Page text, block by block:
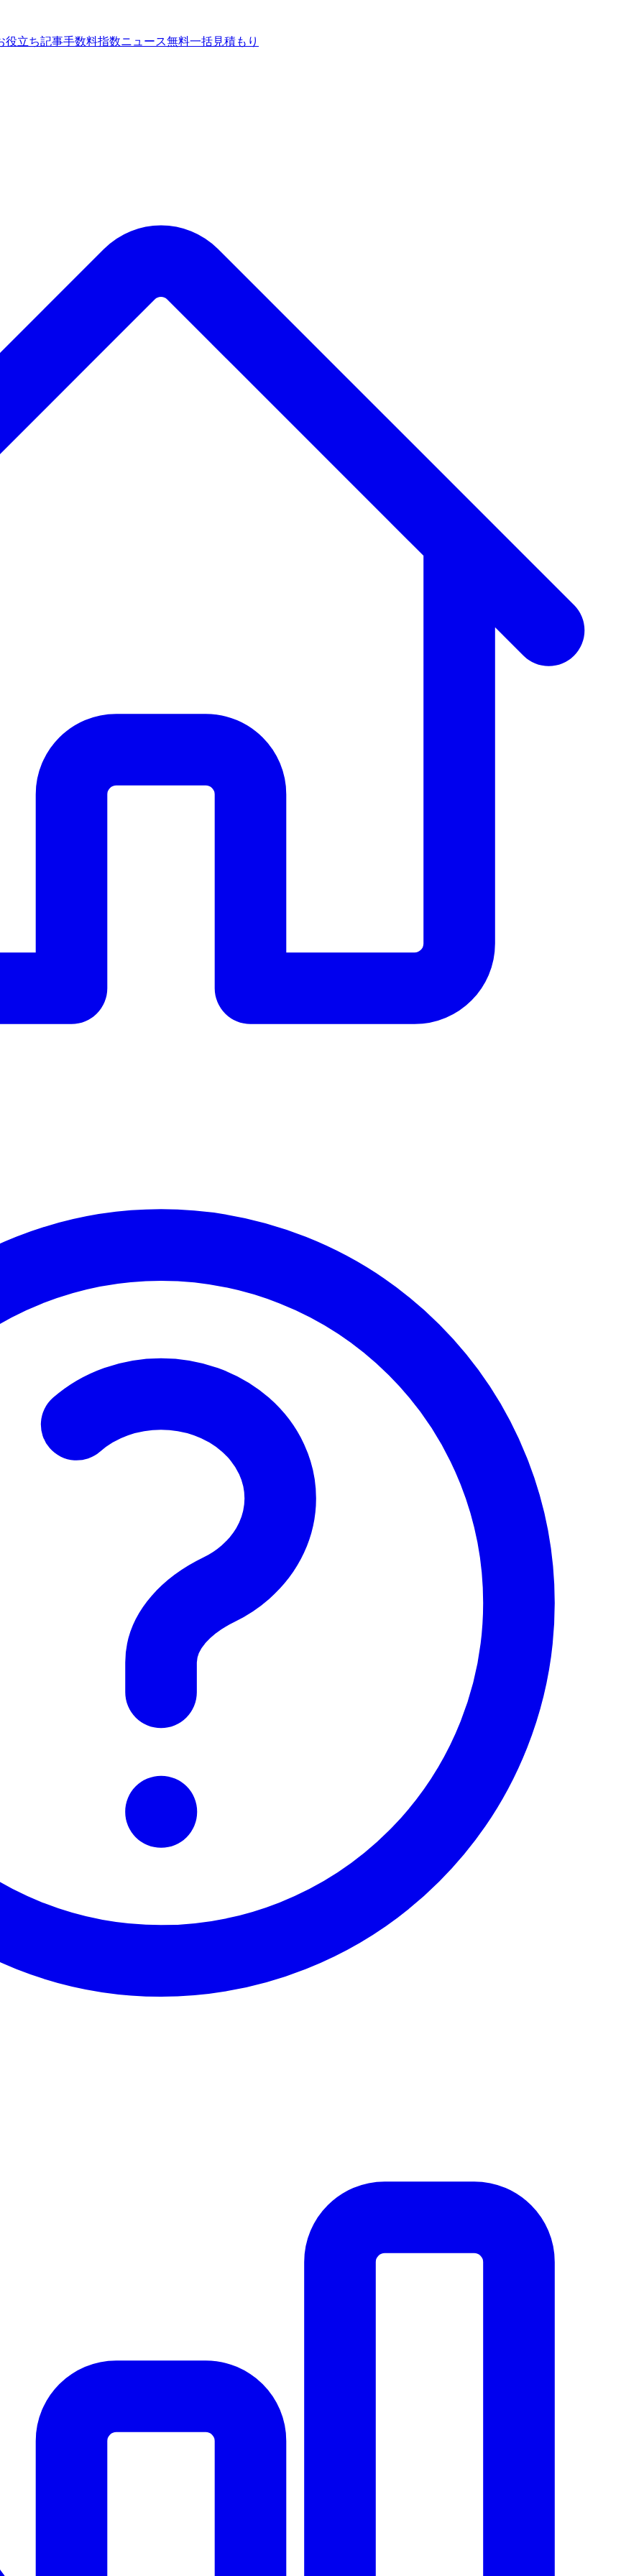
役立ち記事手数料指数ニュース無料一括見積もり